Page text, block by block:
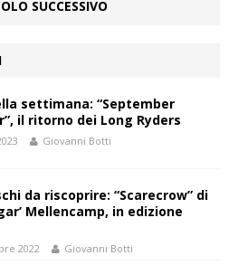
SUCCESSIVO
settimana: “September
il ritorno dei Long Ryders
Giovanni Botti
da riscoprire: “Scarecrow” di
Mellencamp, in edizione
2022 Giovanni Botti